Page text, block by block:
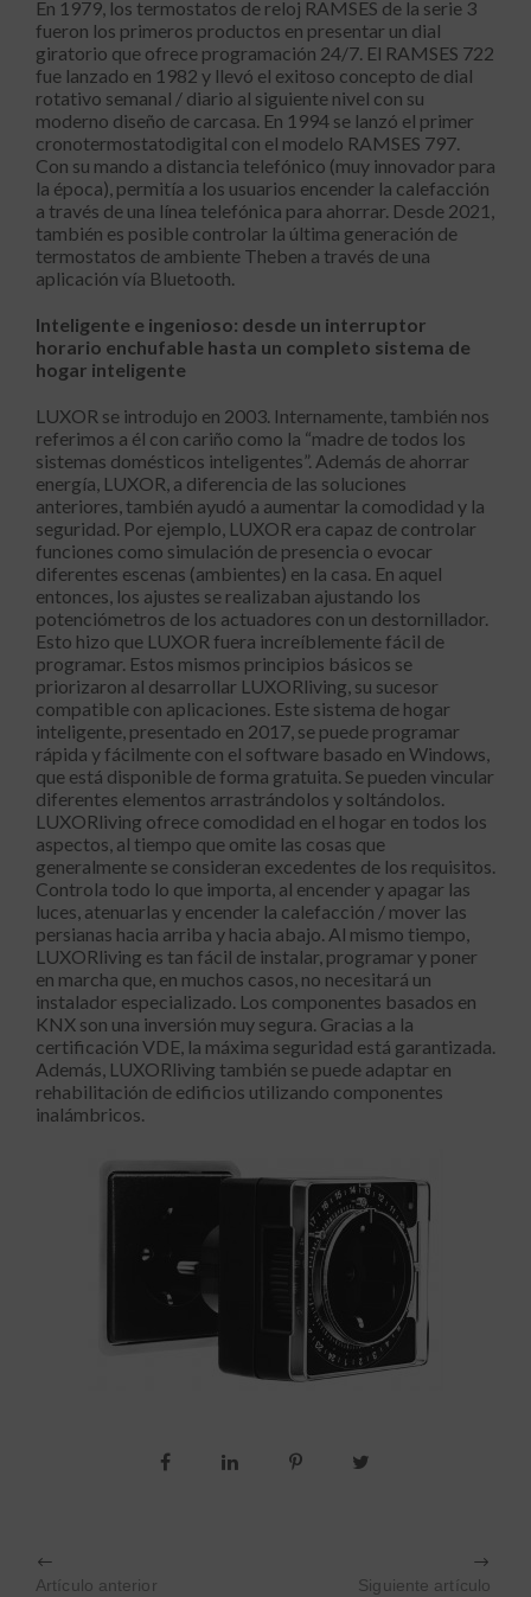
En 1979, los termostatos de reloj RAMSES de la serie 3
fueron los primeros productos en presentar un dial
giratorio que ofrece programación 24/7. El RAMSES 722
fue lanzado en 1982 y llevó el exitoso concepto de dial
rotativo semanal / diario al siguiente nivel con su
moderno diseño de carcasa. En 1994 se lanzó el primer
cronotermostatodigital con el modelo RAMSES 797.
Con su mando a distancia telefónico (muy innovador para
la época), permitía a los usuarios encender la calefacción
a través de una línea telefónica para ahorrar. Desde 2021,
también es posible controlar la última generación de
termostatos de ambiente Theben a través de una
aplicación vía Bluetooth.
Inteligente e ingenioso: desde un interruptor
horario enchufable hasta un completo sistema de
hogar inteligente
LUXOR se introdujo en 2003. Internamente, también nos
referimos a él con cariño como la “madre de todos los
sistemas domésticos inteligentes”. Además de ahorrar
energía, LUXOR, a diferencia de las soluciones
anteriores, también ayudó a aumentar la comodidad y la
seguridad. Por ejemplo, LUXOR era capaz de controlar
funciones como simulación de presencia o evocar
diferentes escenas (ambientes) en la casa. En aquel
entonces, los ajustes se realizaban ajustando los
potenciómetros de los actuadores con un destornillador.
Esto hizo que LUXOR fuera increíblemente fácil de
programar. Estos mismos principios básicos se
priorizaron al desarrollar LUXORliving, su sucesor
compatible con aplicaciones. Este sistema de hogar
inteligente, presentado en 2017, se puede programar
rápida y fácilmente con el software basado en Windows,
que está disponible de forma gratuita. Se pueden vincular
diferentes elementos arrastrándolos y soltándolos.
LUXORliving ofrece comodidad en el hogar en todos los
aspectos, al tiempo que omite las cosas que
generalmente se consideran excedentes de los requisitos.
Controla todo lo que importa, al encender y apagar las
luces, atenuarlas y encender la calefacción / mover las
persianas hacia arriba y hacia abajo. Al mismo tiempo,
LUXORliving es tan fácil de instalar, programar y poner
en marcha que, en muchos casos, no necesitará un
instalador especializado. Los componentes basados ​​en
KNX son una inversión muy segura. Gracias a la
certificación VDE, la máxima seguridad está garantizada.
Además, LUXORliving también se puede adaptar en
rehabilitación de edificios utilizando componentes
inalámbricos.
Artículo anterior Siguiente artículo